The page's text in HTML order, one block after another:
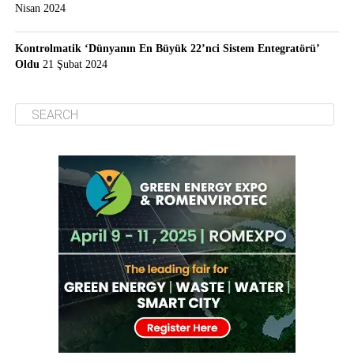
Nisan 2024
Kontrolmatik ‘Dünyanın En Büyük 22’nci Sistem Entegratörü’
Oldu 21 Şubat 2024